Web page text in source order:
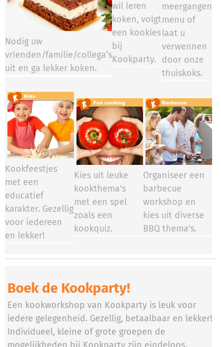
Nodig uw
vrienden/familie/collega’s
uit en ga lekker koken.
wil leren
koken, volgt
een kookles
bij
Kookparty.​​​​
meergangen
menu of
laat u
verwennen
door onze
thuiskoks.
Kookfeestjes
met een
educatief
karakter. Gezellig
voor iedereen
en lekker!
Kies uit leuke
kookthema's
met een spel
zoals een
kookquiz.
Organiseer een
barbecue
workshop en
kies uit diverse
BBQ thema's.
Boek de Kookparty!
Een kookworkshop van Kookparty is leuk voor
iedere gelegenheid. Gezellig, betaalbaar en lekker!
Individueel, kleine of grote groepen de